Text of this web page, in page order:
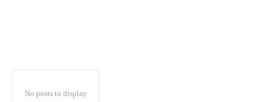
No posts to display